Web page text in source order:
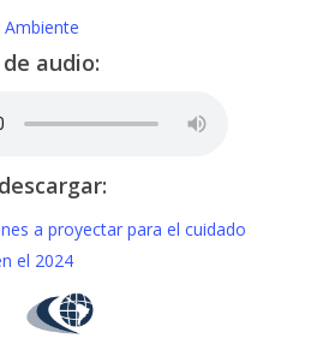
audio:
a proyectar para el cuidado
el 2024